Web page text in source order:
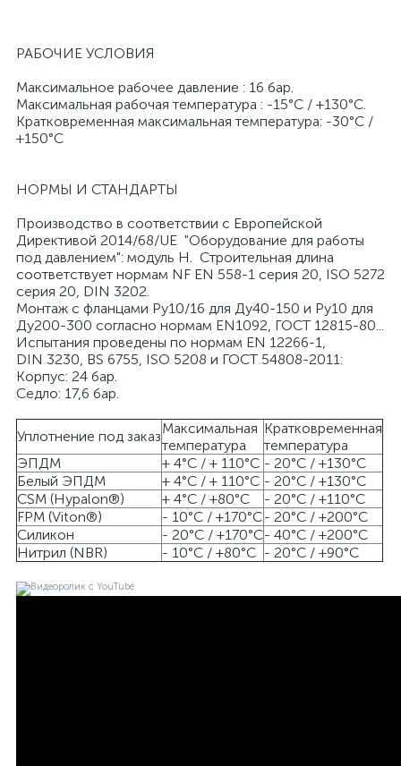
РАБОЧИЕ УСЛОВИЯ
Максимальное рабочее давление : 16 бар.
Максимальная рабочая температура : -15°C / +130°C.
Кратковременная максимальная температура: -30°C /
+150°C
НОРМЫ И СТАНДАРТЫ
Производство в соответствии с Европейской
Директивой 2014/68/UЕ "Оборудование для работы
под давлением": модуль Н. Строительная длина
соответствует нормам NF EN 558-1 серия 20, ISO 5272
серия 20, DIN 3202.
Монтаж с фланцами Ру10/16 для Ду40-150 и Ру10 для
Ду200-300 согласно нормам EN1092, ГОСТ 12815-80...
Испытания проведены по нормам EN 12266-1,
DIN 3230, BS 6755, ISO 5208 и ГОСТ 54808-2011:
Корпус: 24 бар.
Седло: 17,6 бар.
Уплотнение под заказМаксимальная
температура
Кратковременная
температура
ЭПДМ
+ 4°C / + 110°C - 20°C / +130°C
Белый ЭПДМ
+ 4°C / + 110°C - 20°C / +130°C
CSM (Hypalon®)
+ 4°C / +80°C
- 20°C / +110°C
FPM (Viton®)
- 10°C / +170°C- 20°C / +200°C
Силикон
- 20°C / +170°C- 40°C / +200°C
Нитрил (NBR)
- 10°C / +80°C - 20°C / +90°C